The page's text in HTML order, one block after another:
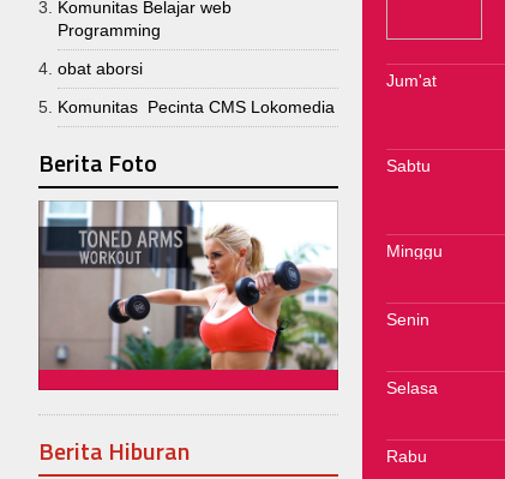
Komunitas Belajar web
Programming
obat aborsi
Komunitas Pecinta CMS Lokomedia
Berita Foto
Berita Hiburan
Jum'at
Sabtu
Minggu
Senin
Selasa
Rabu